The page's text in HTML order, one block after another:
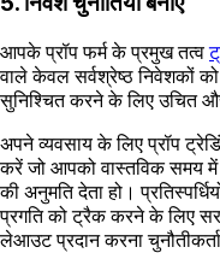
आपके प्रॉप फर्म के प्रमुख तत्व
वाले केवल सर्वश्रेष्ठ निवेशकों
सुनिश्चित करने के लिए उचित और
अपने व्यवसाय के लिए प्रॉप
करें जो आपको वास्तविक समय
की अनुमति देता हो।
प्रगति को ट्रैक करने के लिए
लेआउट प्रदान करना